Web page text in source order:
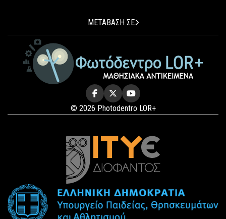
ΜΕΤΑΒΑΣΗ ΣΕ
© 2026 Photodentro LOR+